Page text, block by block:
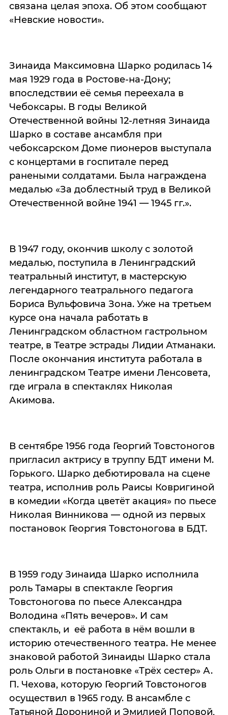
связана целая эпоха. Об этом сообщают
«Невские новости».
Зинаида Максимовна Шарко родилась 14
мая 1929 года в Ростове-на-Дону;
впоследствии её семья переехала в
Чебоксары. В годы Великой
Отечественной войны 12-летняя Зинаида
Шарко в составе ансамбля при
чебоксарском Доме пионеров выступала
с концертами в госпитале перед
ранеными солдатами. Была награждена
медалью «За доблестный труд в Великой
Отечественной войне 1941 — 1945 гг.».
В 1947 году, окончив школу с золотой
медалью, поступила в Ленинградский
театральный институт, в мастерскую
легендарного театрального педагога
Бориса Вульфовича Зона. Уже на третьем
курсе она начала работать в
Ленинградском областном гастрольном
театре, в Театре эстрады Лидии Атманаки.
После окончания института работала в
ленинградском Театре имени Ленсовета,
где играла в спектаклях Николая
Акимова.
В сентябре 1956 года Георгий Товстоногов
пригласил актрису в труппу БДТ имени М.
Горького. Шарко дебютировала на сцене
театра, исполнив роль Раисы Ковригиной
в комедии «Когда цветёт акация» по пьесе
Николая Винникова — одной из первых
постановок Георгия Товстоногова в БДТ.
В 1959 году Зинаида Шарко исполнила
роль Тамары в спектакле Георгия
Товстоногова по пьесе Александра
Володина «Пять вечеров». И сам
спектакль, и её работа в нём вошли в
историю отечественного театра. Не менее
знаковой работой Зинаиды Шарко стала
роль Ольги в постановке «Трёх сестер» А.
П. Чехова, которую Георгий Товстоногов
осуществил в 1965 году. В ансамбле с
Татьяной Дорониной и Эмилией Поповой,